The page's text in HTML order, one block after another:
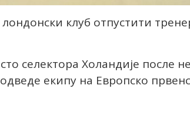
клуб отпустити
селектора Холандије после
екипу на Европско